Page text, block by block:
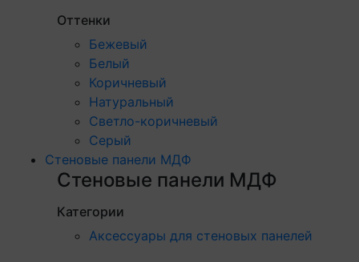
Оттенки
Бежевый
Белый
Коричневый
Натуральный
Светло-коричневый
Серый
Стеновые панели МДФ
Стеновые панели МДФ
Категории
Аксессуары для стеновых панелей